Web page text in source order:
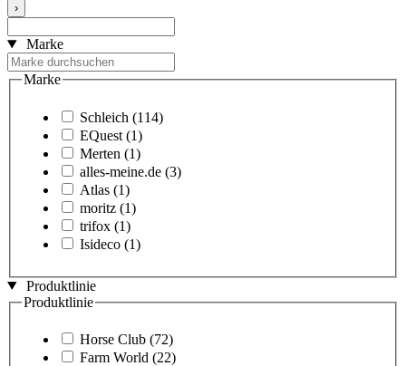
›
Marke
Marke
Schleich (114)
EQuest (1)
Merten (1)
alles-meine.de (3)
Atlas (1)
moritz (1)
trifox (1)
Isideco (1)
Produktlinie
Produktlinie
Horse Club (72)
Farm World (22)